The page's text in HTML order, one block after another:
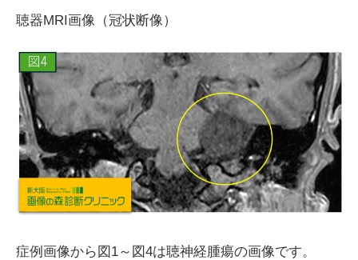
聴器MRI画像（冠状断像）
症例画像から図 1～図4は聴神経腫瘍の画像です。